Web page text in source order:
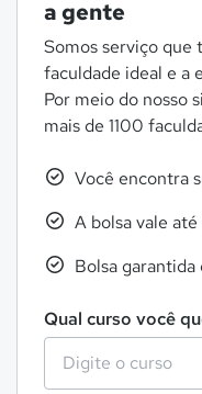
a gente
Somos serviço que
faculdade ideal e a
Por meio do nosso
mais de 1100
Você encontra
A bolsa vale
Bolsa
Qual curso você